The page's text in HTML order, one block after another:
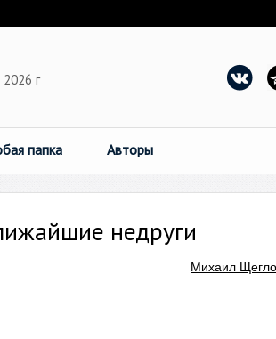
2026 г
папка Авторы
недруги
Михаил